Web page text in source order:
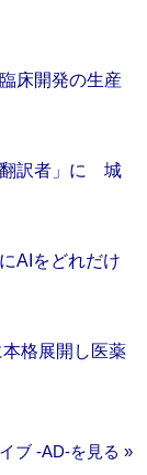
床開発の生産
翻訳者」に 城
AIをどれだけ
格展開し医薬
ブ ‐AD‐を見る »